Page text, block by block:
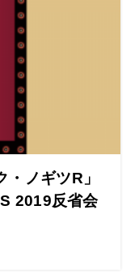
ノギツR」
2019反省会